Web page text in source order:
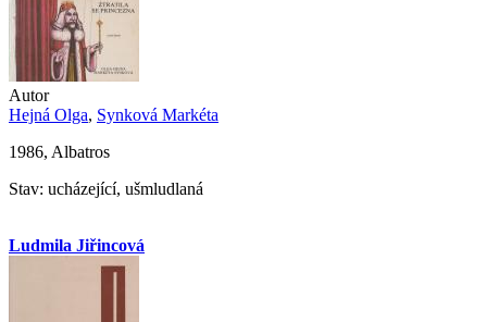
Autor
Hejná Olga, Synková Markéta
1986, Albatros
Stav: ucházející, ušmludlaná
Ludmila Jiřincová